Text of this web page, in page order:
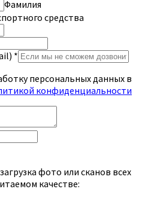
Фамилия
средства
*
персональных данных в
конфиденциальности
фото или сканов всех
качестве: